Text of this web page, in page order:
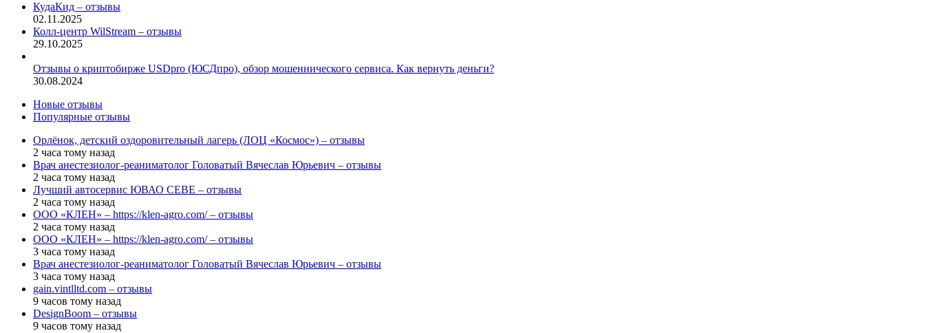
КудаКид – отзывы
02.11.2025
Колл-центр WilStream – отзывы
29.10.2025
Отзывы о криптобирже USDpro (ЮСДпро), обзор мошеннического сервиса. Как вернуть деньги?
30.08.2024
Новые отзывы
Популярные отзывы
Орлёнок, детский оздоровительный лагерь (ЛОЦ «Космос») – отзывы
2 часа тому назад
Врач анестезиолог-реаниматолог Головатый Вячеслав Юрьевич – отзывы
2 часа тому назад
Лучший автосервис ЮВАО CEBE – отзывы
2 часа тому назад
ООО «КЛЕН» – https://klen-agro.com/ – отзывы
2 часа тому назад
ООО «КЛЕН» – https://klen-agro.com/ – отзывы
3 часа тому назад
Врач анестезиолог-реаниматолог Головатый Вячеслав Юрьевич – отзывы
3 часа тому назад
gain.vintlltd.com – отзывы
9 часов тому назад
DesignBoom – отзывы
9 часов тому назад